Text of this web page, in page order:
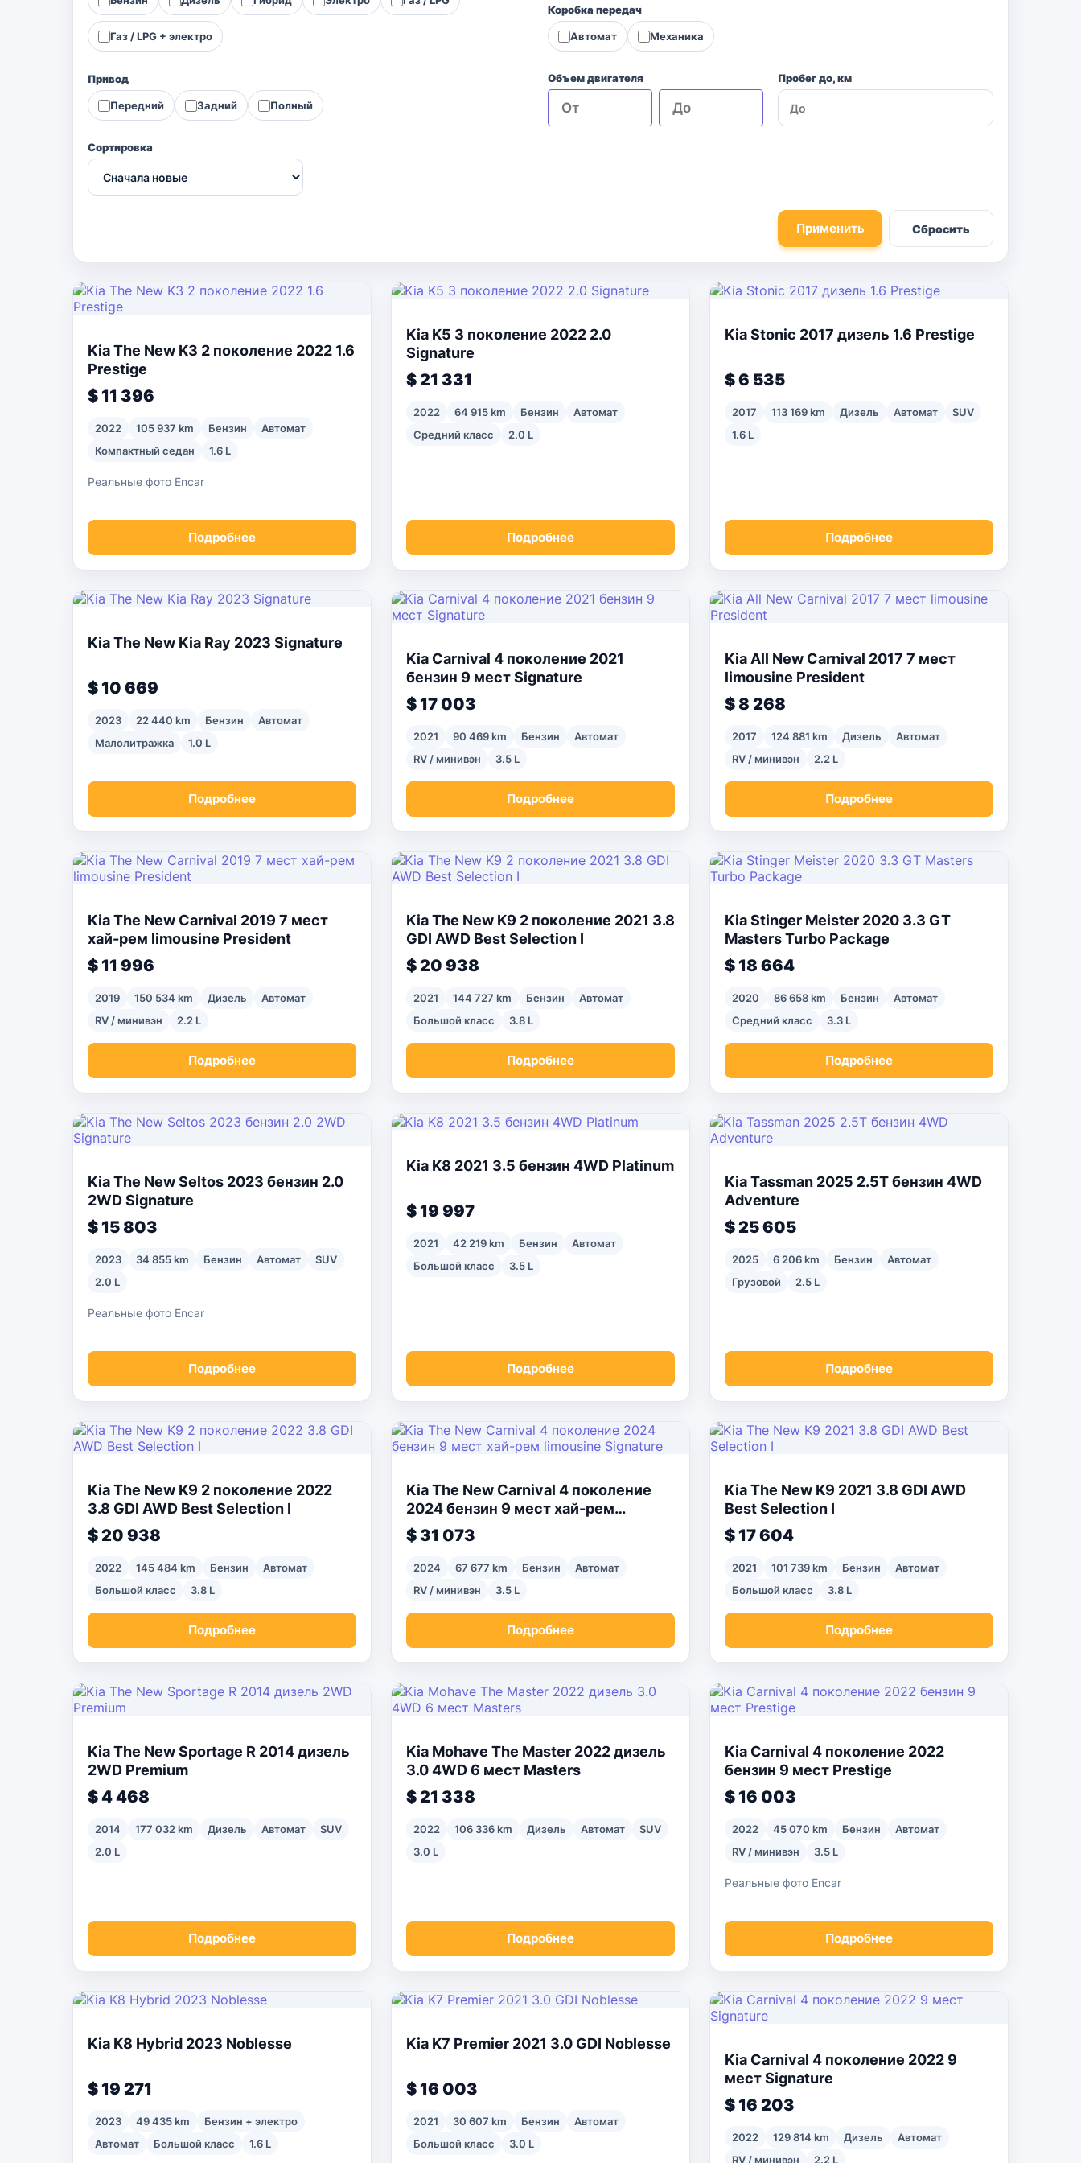
Газ / LPG + электро
Коробка передач
Автомат Механика
Привод
Передний Задний Полный
Объем двигателя Пробег до, км
Сортировка
Применить Сбросить
Kia The New K3 2 поколение 2022 1.6
Prestige
$ 11 396
2022 105 937 km Бензин
Автомат
Компактный седан
1.6 L
Реальные фото Encar
Подробнее
Kia K5 3 поколение 2022 2.0
Signature
$ 21 331
2022 64 915 km Бензин
Автомат
Средний класс
2.0 L
Подробнее
Kia Stonic 2017 дизель 1.6 Prestige
$ 6 535
2017 113 169 km Дизель Автомат
SUV
1.6 L
Подробнее
Kia The New Kia Ray 2023 Signature
$ 10 669
2023 22 440 km Бензин
Автомат
Малолитражка
1.0 L
Подробнее
Kia Carnival 4 поколение 2021
бензин 9 мест Signature
$ 17 003
2021 90 469 km Бензин
Автомат
RV / минивэн
3.5 L
Подробнее
Kia All New Carnival 2017 7 мест
limousine President
$ 8 268
2017 124 881 km Дизель
Автомат
RV / минивэн
2.2 L
Подробнее
Kia The New Carnival 2019 7 мест
хай-рем limousine President
$ 11 996
2019 150 534 km Дизель
Автомат
RV / минивэн
2.2 L
Подробнее
Kia The New K9 2 поколение 2021 3.8
GDI AWD Best Selection I
$ 20 938
2021 144 727 km Бензин
Автомат
Большой класс
3.8 L
Подробнее
Kia Stinger Meister 2020 3.3 GT
Masters Turbo Package
$ 18 664
2020 86 658 km Бензин
Автомат
Средний класс
3.3 L
Подробнее
Kia The New Seltos 2023 бензин 2.0
2WD Signature
$ 15 803
2023 34 855 km Бензин Автомат
SUV
2.0 L
Реальные фото Encar
Подробнее
Kia K8 2021 3.5 бензин 4WD Platinum
$ 19 997
2021 42 219 km Бензин
Автомат
Большой класс
3.5 L
Подробнее
Kia Tassman 2025 2.5T бензин 4WD
Adventure
$ 25 605
2025 6 206 km Бензин
Автомат
Грузовой
2.5 L
Подробнее
Kia The New K9 2 поколение 2022
3.8 GDI AWD Best Selection I
$ 20 938
2022 145 484 km Бензин
Автомат
Большой класс
3.8 L
Подробнее
Kia The New Carnival 4 поколение
2024 бензин 9 мест хай-рем
limousine Signature
$ 31 073
2024 67 677 km Бензин
Автомат
RV / минивэн
3.5 L
Подробнее
Kia The New K9 2021 3.8 GDI AWD
Best Selection I
$ 17 604
2021 101 739 km Бензин
Автомат
Большой класс
3.8 L
Подробнее
Kia The New Sportage R 2014 дизель
2WD Premium
$ 4 468
2014 177 032 km Дизель Автомат
SUV
2.0 L
Подробнее
Kia Mohave The Master 2022 дизель
3.0 4WD 6 мест Masters
$ 21 338
2022 106 336 km Дизель Автомат
SUV
3.0 L
Подробнее
Kia Carnival 4 поколение 2022
бензин 9 мест Prestige
$ 16 003
2022 45 070 km Бензин
Автомат
RV / минивэн
3.5 L
Реальные фото Encar
Подробнее
Kia K8 Hybrid 2023 Noblesse
$ 19 271
2023 49 435 km
Бензин + электро
Автомат
Большой класс 1.6 L
Kia K7 Premier 2021 3.0 GDI Noblesse
$ 16 003
2021 30 607 km Бензин
Автомат
Большой класс
3.0 L
Kia Carnival 4 поколение 2022 9
мест Signature
$ 16 203
2022 129 814 km Дизель
Автомат
RV / минивэн
2.2 L